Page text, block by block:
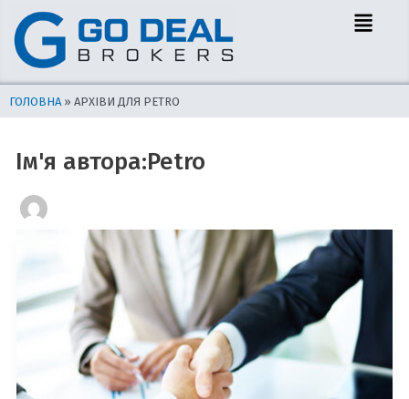
Перейти
до
вмісту
Menu
ГОЛОВНА » АРХІВИ ДЛЯ PETRO
Ім'я автора:Petro